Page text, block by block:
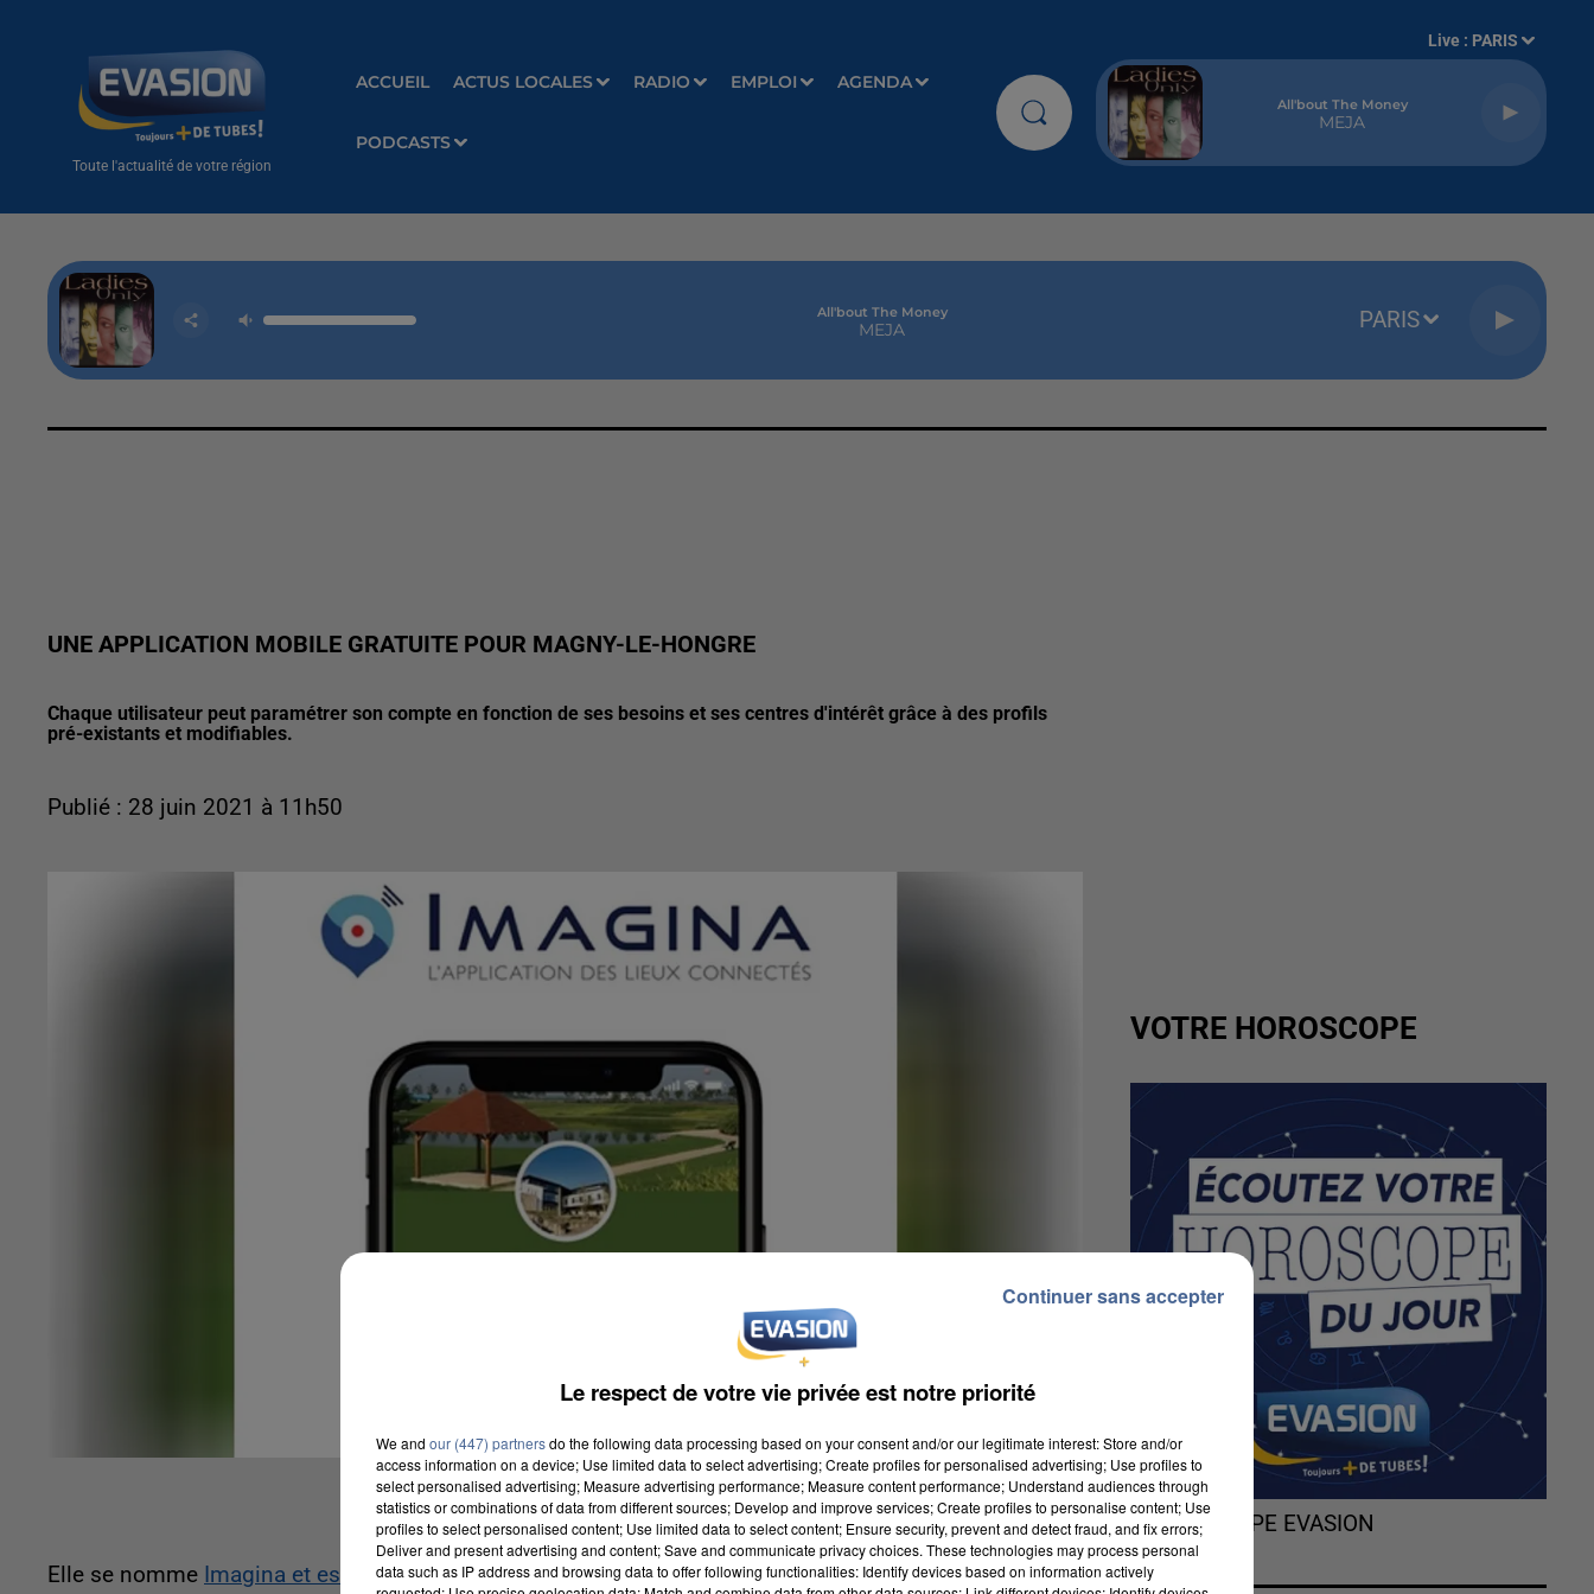
Toute l'actualité de votre région
ACCUEIL ACTUS LOCALES RADIO EMPLOI AGENDA
PODCASTS
Live : PARIS
All'bout The Money
MEJA
All'bout The Money
MEJA PARIS
UNE APPLICATION MOBILE GRATUITE POUR MAGNY-LE-HONGRE
Chaque utilisateur peut paramétrer son compte en fonction de ses besoins et ses centres d'intérêt grâce à des profils
pré-existants et modifiables.
Publié : 28 juin 2021 à 11h50
Elle se nomme Imagina et est disponible sur Android et Apple. Chaque utilisateur peut paramétrer son
VOTRE HOROSCOPE
L'HOROSCOPE EVASION
Le respect de votre vie privée est notre priorité
We and our (447) partnersdo the following data processing based on your consent and/or our legitimate interest: Store and/or
access information on a device; Use limited data to select advertising; Create profiles for personalised advertising; Use profiles to
select personalised advertising; Measure advertising performance; Measure content performance; Understand audiences through
statistics or combinations of data from different sources; Develop and improve services; Create profiles to personalise content; Use
profiles to select personalised content; Use limited data to select content; Ensure security, prevent and detect fraud, and fix errors;
Deliver and present advertising and content; Save and communicate privacy choices. These technologies may process personal
data such as IP address and browsing data to offer following functionalities: Identify devices based on information actively
Continuer sans accepter